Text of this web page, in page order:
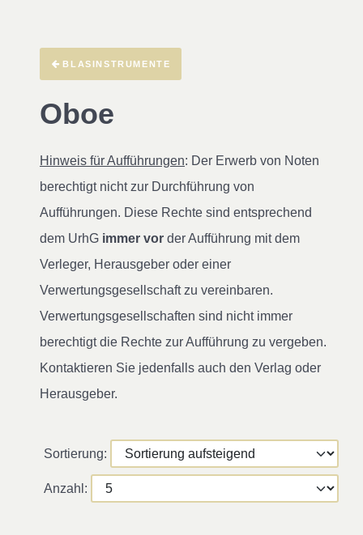
BLASINSTRUMENTE
Oboe
Hinweis für Aufführungen: Der Erwerb von Noten
berechtigt nicht zur Durchführung von
Aufführungen. Diese Rechte sind entsprechend
dem UrhG immer vor der Aufführung mit dem
Verleger, Herausgeber oder einer
Verwertungsgesellschaft zu vereinbaren.
Verwertungsgesellschaften sind nicht immer
berechtigt die Rechte zur Aufführung zu vergeben.
Kontaktieren Sie jedenfalls auch den Verlag oder
Herausgeber.
Sortierung:
Anzahl: